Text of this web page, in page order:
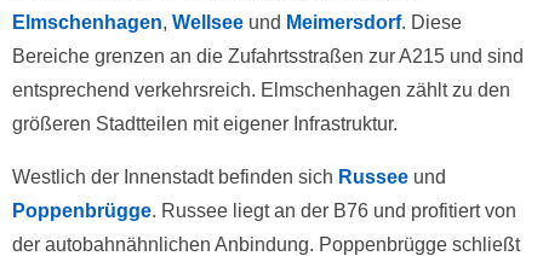
Elmschenhagen, Wellsee und Meimersdorf. Diese
Bereiche grenzen an die Zufahrtsstraßen zur A215 und sind
entsprechend verkehrsreich. Elmschenhagen zählt zu den
größeren Stadtteilen mit eigener Infrastruktur.
Westlich der Innenstadt befinden sich Russee und
Poppenbrügge. Russee liegt an der B76 und profitiert von
der autobahnähnlichen Anbindung. Poppenbrügge schließt